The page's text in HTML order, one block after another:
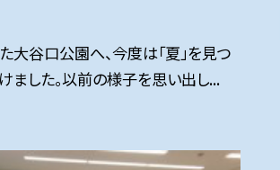
大谷口公園へ、今度は「夏」を見つ
ました。以前の様子を思い出し...